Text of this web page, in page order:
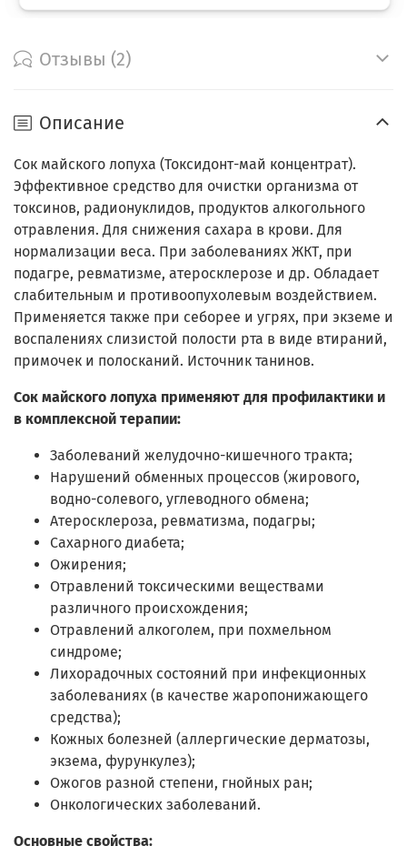
Отзывы (2)
Описание
Сок майского лопуха (Токсидонт-май концентрат).
Эффективное средство для очистки организма от
токсинов, радионуклидов, продуктов алкогольного
отравления. Для снижения сахара в крови. Для
нормализации веса. При заболеваниях ЖКТ, при
подагре, ревматизме, атеросклерозе и др. Обладает
слабительным и противоопухолевым воздействием.
Применяется также при себорее и угрях, при экземе и
воспалениях слизистой полости рта в виде втираний,
примочек и полосканий. Источник танинов.
Сок майского лопуха применяют для профилактики и
в комплексной терапии:
Заболеваний желудочно-кишечного тракта;
Нарушений обменных процессов (жирового,
водно-солевого, углеводного обмена;
Атеросклероза, ревматизма, подагры;
Сахарного диабета;
Ожирения;
Отравлений токсическими веществами
различного происхождения;
Отравлений алкоголем, при похмельном
синдроме;
Лихорадочных состояний при инфекционных
заболеваниях (в качестве жаропонижающего
средства);
Кожных болезней (аллергические дерматозы,
экзема, фурункулез);
Ожогов разной степени, гнойных ран;
Онкологических заболеваний.
Основные свойства: